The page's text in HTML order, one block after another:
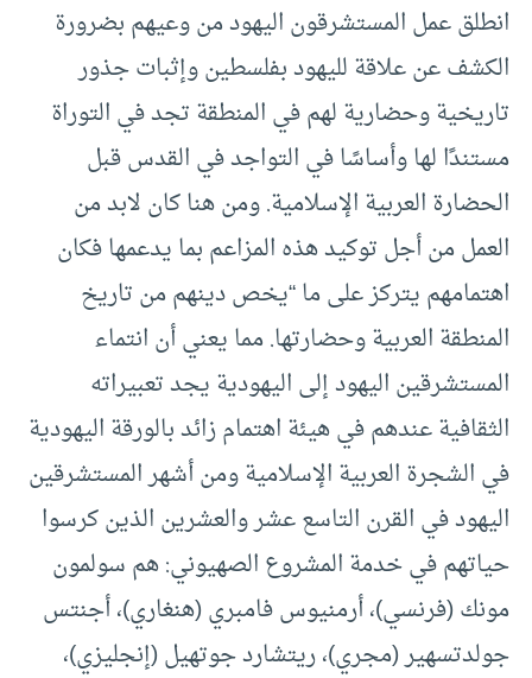
انطلق عمل المستشرقون اليهود من وعيهم بضرورة
الكشف عن علاقة لليهود بفلسطين وإثبات جذور
تاريخية وحضارية لهم في المنطقة تجد في التوراة
مستندًا لها وأساسًا في التواجد في القدس قبل
الحضارة العربية الإسلامية. ومن هنا كان لابد من
العمل من أجل توكيد هذه المزاعم بما يدعمها فكان
اهتمامهم يتركز على ما “يخص دينهم من تاريخ
المنطقة العربية وحضارتها. مما يعني أن انتماء
المستشرقين اليهود إلى اليهودية يجد تعبيراته
الثقافية عندهم في هيئة اهتمام زائد بالورقة اليهودية
في الشجرة العربية الإسلامية ومن أشهر المستشرقين
اليهود في القرن التاسع عشر والعشرين الذين كرسوا
حياتهم في خدمة المشروع الصهيوني: هم سولمون
مونك (فرنسي)، أرمنيوس فامبري (هنغاري)، أجنتس
جولدتسهير (مجري)، ريتشارد جوتهيل (إنجليزي)،